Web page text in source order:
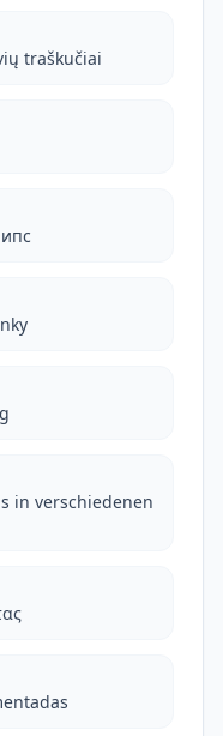
traškučiai
in verschiedenen